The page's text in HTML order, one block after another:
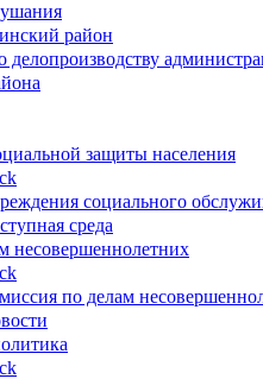
район
делопроизводству
защиты населения
социального
среда
несовершеннолетних
по делам